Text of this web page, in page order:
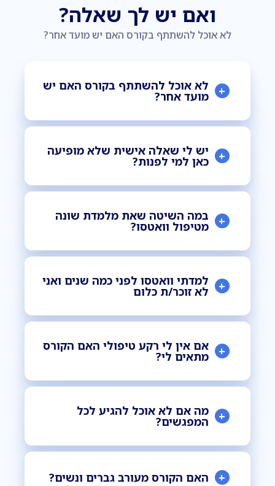
ואם יש לך שאלה?
לא אוכל להשתתף בקורס האם יש מועד אחר?
+ לא אוכל להשתתף בקורס האם יש
מועד אחר?
+ יש לי שאלה אישית שלא מופיעה
כאן למי לפנות?
+ במה השיטה שאת מלמדת שונה
מטיפול וואטסו?
+ למדתי וואטסו לפני כמה שנים ואני
לא זוכר/ת כלום
+ אם אין לי רקע טיפולי האם הקורס
מתאים לי?
+ מה אם לא אוכל להגיע לכל
המפגשים?
+ האם הקורס מעורב גברים ונשים?